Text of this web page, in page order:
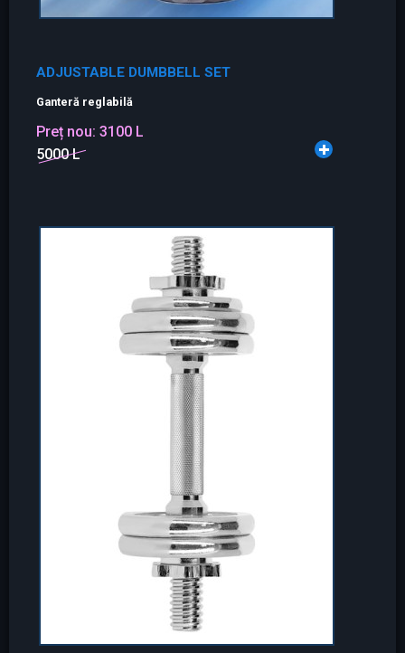
ADJUSTABLE DUMBBELL SET
Ganteră reglabilă
Preț nou: 3100 L
5000 L